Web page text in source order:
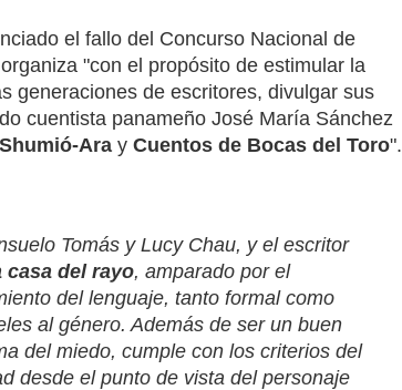
el fallo del Concurso Nacional de
"con el propósito de estimular la
generaciones de escritores, divulgar sus
cuentista panameño José María Sánchez
Shumió-Ara y Cuentos de Bocas del Toro".
Tomás y Lucy Chau, y el escritor
casa del rayo, amparado por el
del lenguaje, tanto formal como
al género. Además de ser un buen
del miedo, cumple con los criterios del
desde el punto de vista del personaje